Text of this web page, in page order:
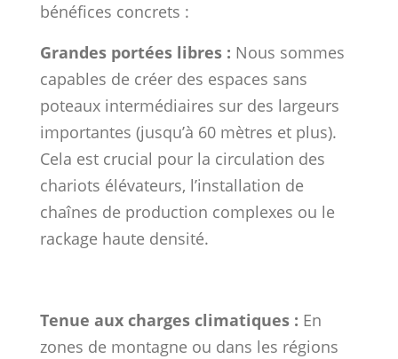
bénéfices concrets :
Grandes portées libres : Nous sommes
capables de créer des espaces sans
poteaux intermédiaires sur des largeurs
importantes (jusqu’à 60 mètres et plus).
Cela est crucial pour la circulation des
chariots élévateurs, l’installation de
chaînes de production complexes ou le
rackage haute densité.
Tenue aux charges climatiques : En
zones de montagne ou dans les régions